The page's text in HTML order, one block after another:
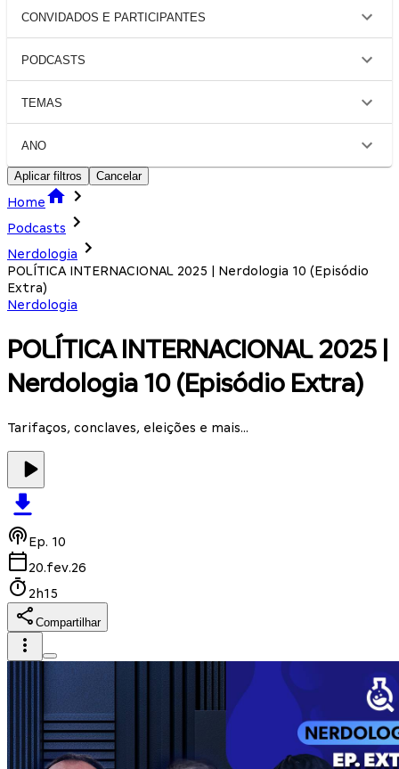
CONVIDADOS E PARTICIPANTES
PODCASTS
TEMAS
ANO
Aplicar filtros Cancelar
Home
Podcasts
Nerdologia
POLÍTICA INTERNACIONAL 2025 | Nerdologia 10 (Episódio
Extra)
Nerdologia
POLÍTICA INTERNACIONAL 2025 |
Nerdologia 10 (Episódio Extra)
Tarifaços, conclaves, eleições e mais...
Ep. 10
20.fev.26
2h15
Compartilhar